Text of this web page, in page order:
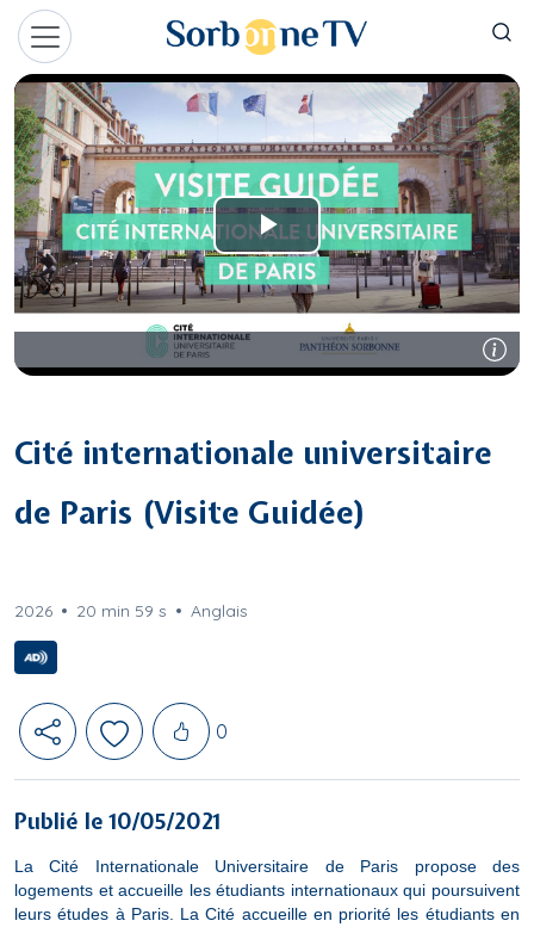
Aller au contenu principal
Cité internationale universitaire
de Paris (Visite Guidée)
2026 20 min 59 s Anglais
Likes
0
Publié le 10/05/2021
La Cité Internationale Universitaire de Paris propose des
logements et accueille les étudiants internationaux qui poursuivent
leurs études à Paris. La Cité accueille en priorité les étudiants en
Panneau de gestion des cookies